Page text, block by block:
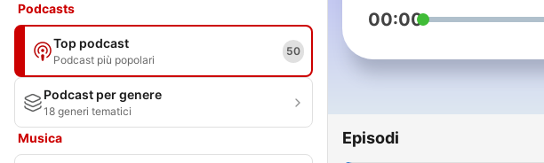
Podcasts
Top podcast
Podcast più popolari
50
Podcast per genere
18 generi tematici
Musica
00:00
Episodi